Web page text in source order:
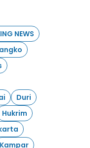
NEWS
Duri
Hukrim
Kampar